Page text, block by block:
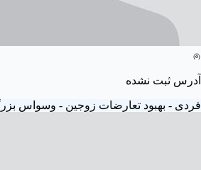
آدرس ثبت نشده
فردی - بهبود تعارضات زوجین - وسواس